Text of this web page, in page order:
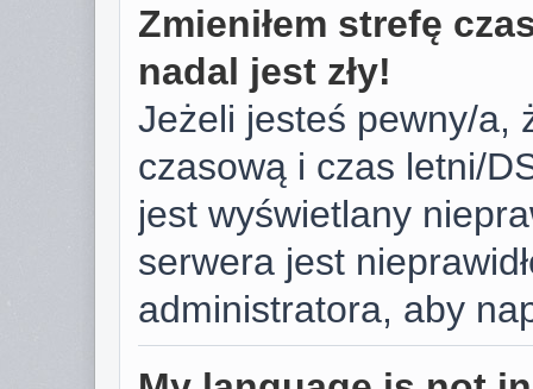
Zmieniłem strefę
nadal jest zły!
Jeżeli jesteś pewny/a,
czasową i czas letni/
jest wyświetlany
serwera jest
administratora, aby